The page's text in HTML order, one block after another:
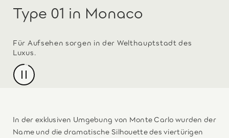
Type 01 in Monaco
Für Aufsehen sorgen in der Welthauptstadt des
Luxus.
In der exklusiven Umgebung von Monte Carlo wurden der
Name und die dramatische Silhouette des viertürigen